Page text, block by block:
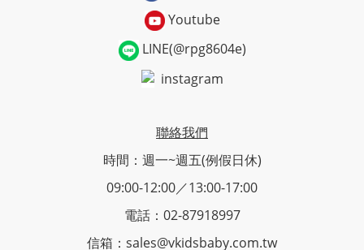
Youtube
LINE(@rpg8604e)
instagram
聯絡我們
時間：週一~週五(例假日休)
09:00-12:00／13:00-17:00
電話：02-87918997
信箱：sales@vkidsbaby.com.tw